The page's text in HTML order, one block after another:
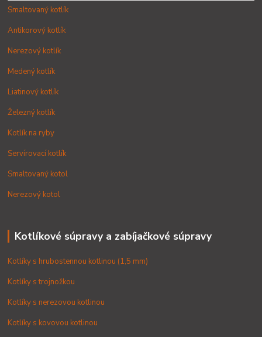
Smaltovaný kotlík
Antikorový kotlík
Nerezový kotlík
Medený kotlík
Liatinový kotlík
Železný kotlík
Kotlík na ryby
Servírovací kotlík
Smaltovaný kotol
Nerezový kotol
Kotlíkové súpravy a zabíjačkové súpravy
Kotlíky s hrubostennou kotlinou (1,5 mm)
Kotlíky s trojnožkou
Kotlíky s nerezovou kotlinou
Kotlíky s kovovou kotlinou